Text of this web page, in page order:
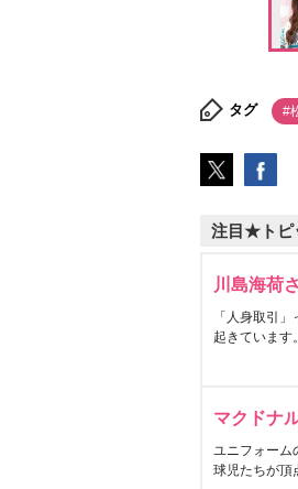
タグ #
注目★トピ
川島海荷
「人身取引
起きています
マクドナ
ユニフォーム
球児たちが頂